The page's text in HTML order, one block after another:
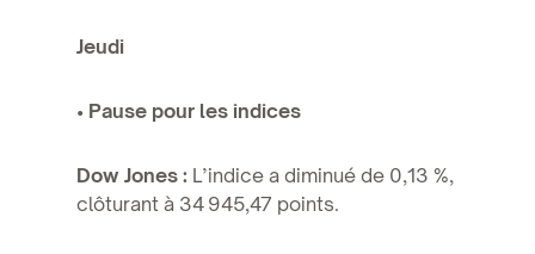
Jeudi
• Pause pour les indices
Dow Jones : L’indice a diminué de 0,13 %,
clôturant à 34 945,47 points.